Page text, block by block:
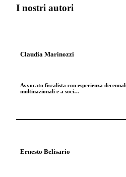
I nostri autori
Claudia Marinozzi
Avvocato fiscalista con esperienza
multinazionali e a soci…
Ernesto Belisario